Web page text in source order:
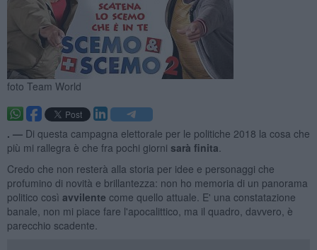
foto Team World
. — Di questa campagna elettorale per le politiche 2018 la cosa che
più mi rallegra è che fra pochi giorni sarà finita
Credo che non resterà alla storia per idee e personaggi che
profumino di novità e brillantezza: non ho memoria di un panorama
politico così avvilente come quello attuale. E' una constatazione
banale, non mi piace fare l'apocalittico, ma il quadro, davvero, è
parecchio scadente.